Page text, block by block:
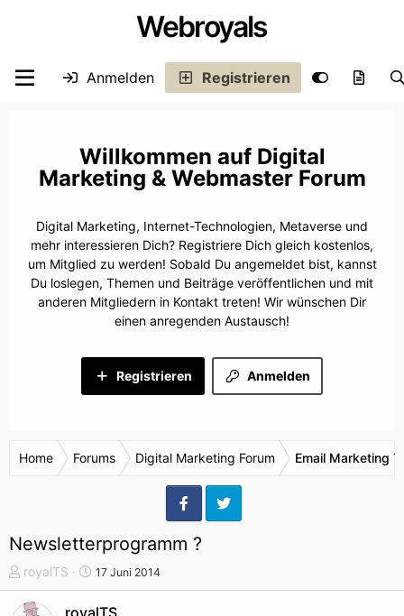
Webroyals
Anmelden Registrieren
Digital
Marketing & Webmaster Forum
Digital Marketing, Internet-Technologien, Metaverse und
mehr interessieren Dich? Registriere Dich gleich kostenlos,
um Mitglied zu werden! Sobald Du angemeldet bist, kannst
Du loslegen, Themen und Beiträge veröffentlichen und mit
anderen Mitgliedern in Kontakt treten! Wir wünschen Dir
einen anregenden Austausch!
Anmelden
Registrieren
Home Forums Digital Marketing Forum Email Marketing
Newsletterprogramm ?
T
h
e
royalTS
S
t
a
17 Juni 2014
royalTS